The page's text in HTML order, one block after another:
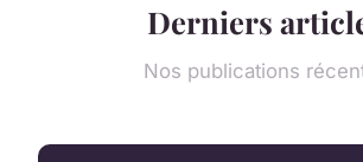
Derniers
Nos publications